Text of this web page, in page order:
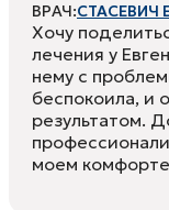
ВРАЧ:СТАСЕВИЧ
Хочу
лечения у
нему с
беспокоила, и
результатом.
моем